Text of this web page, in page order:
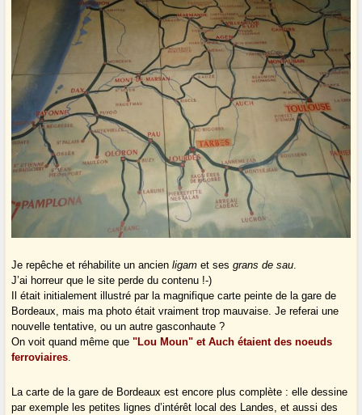
Je repêche et réhabilite un ancienligam et sesgrans de sau
J’ai horreur que le site perde du contenu !-)
Il était initialement illustré par la magnifique carte peinte de la gare de
Bordeaux, mais ma photo était vraiment trop mauvaise. Je referai une
nouvelle tentative, ou un autre gasconhaute ?
On voit quand même que"Lou Moun" et Auch étaient des noeuds
ferroviaires
La carte de la gare de Bordeaux est encore plus complète : elle dessine
par exemple les petites lignes d’intérêt local des Landes, et aussi des